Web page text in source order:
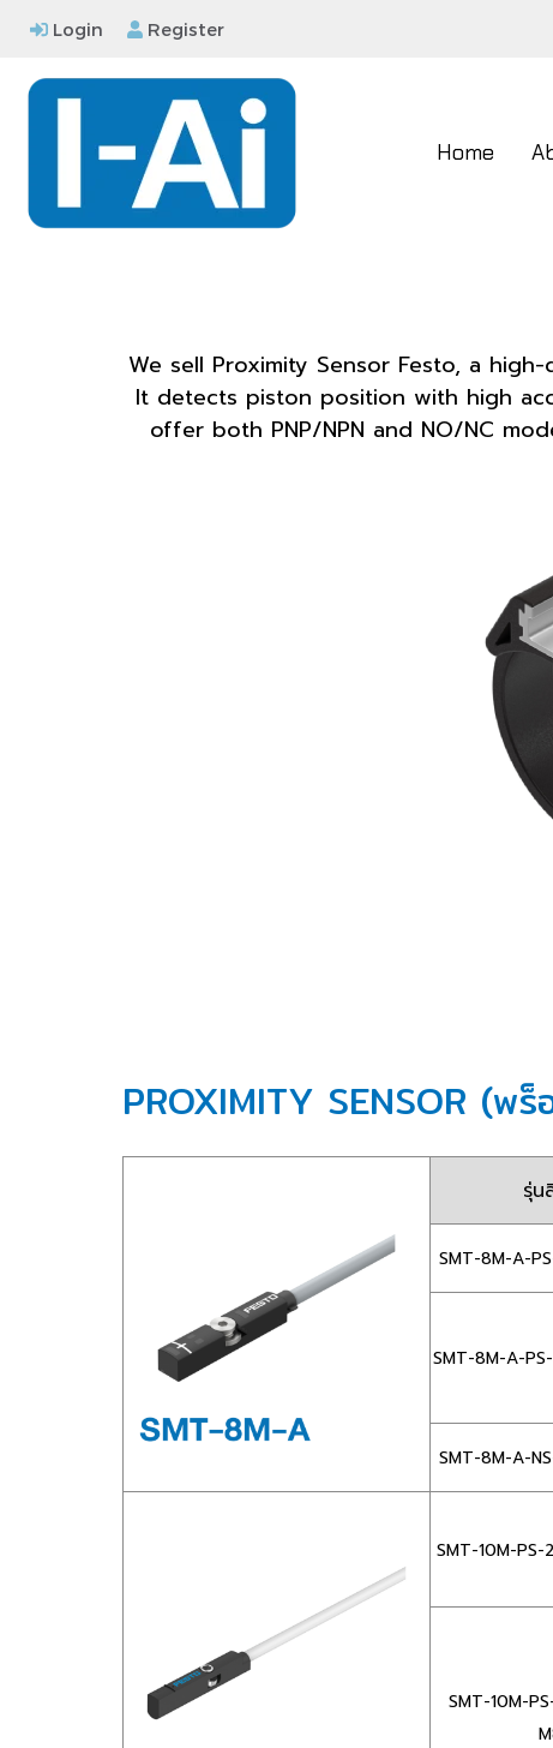
Login Register
Home
We sell Proximity Sensor Festo, a
It detects piston position with high
offer both PNP/NPN and NO/NC
PROXIMITY SENSOR (พ
รุ่น
SMT-8M-A-
SMT-8M-A-
SMT-8M-A-
SMT-10M-
SMT-10M-